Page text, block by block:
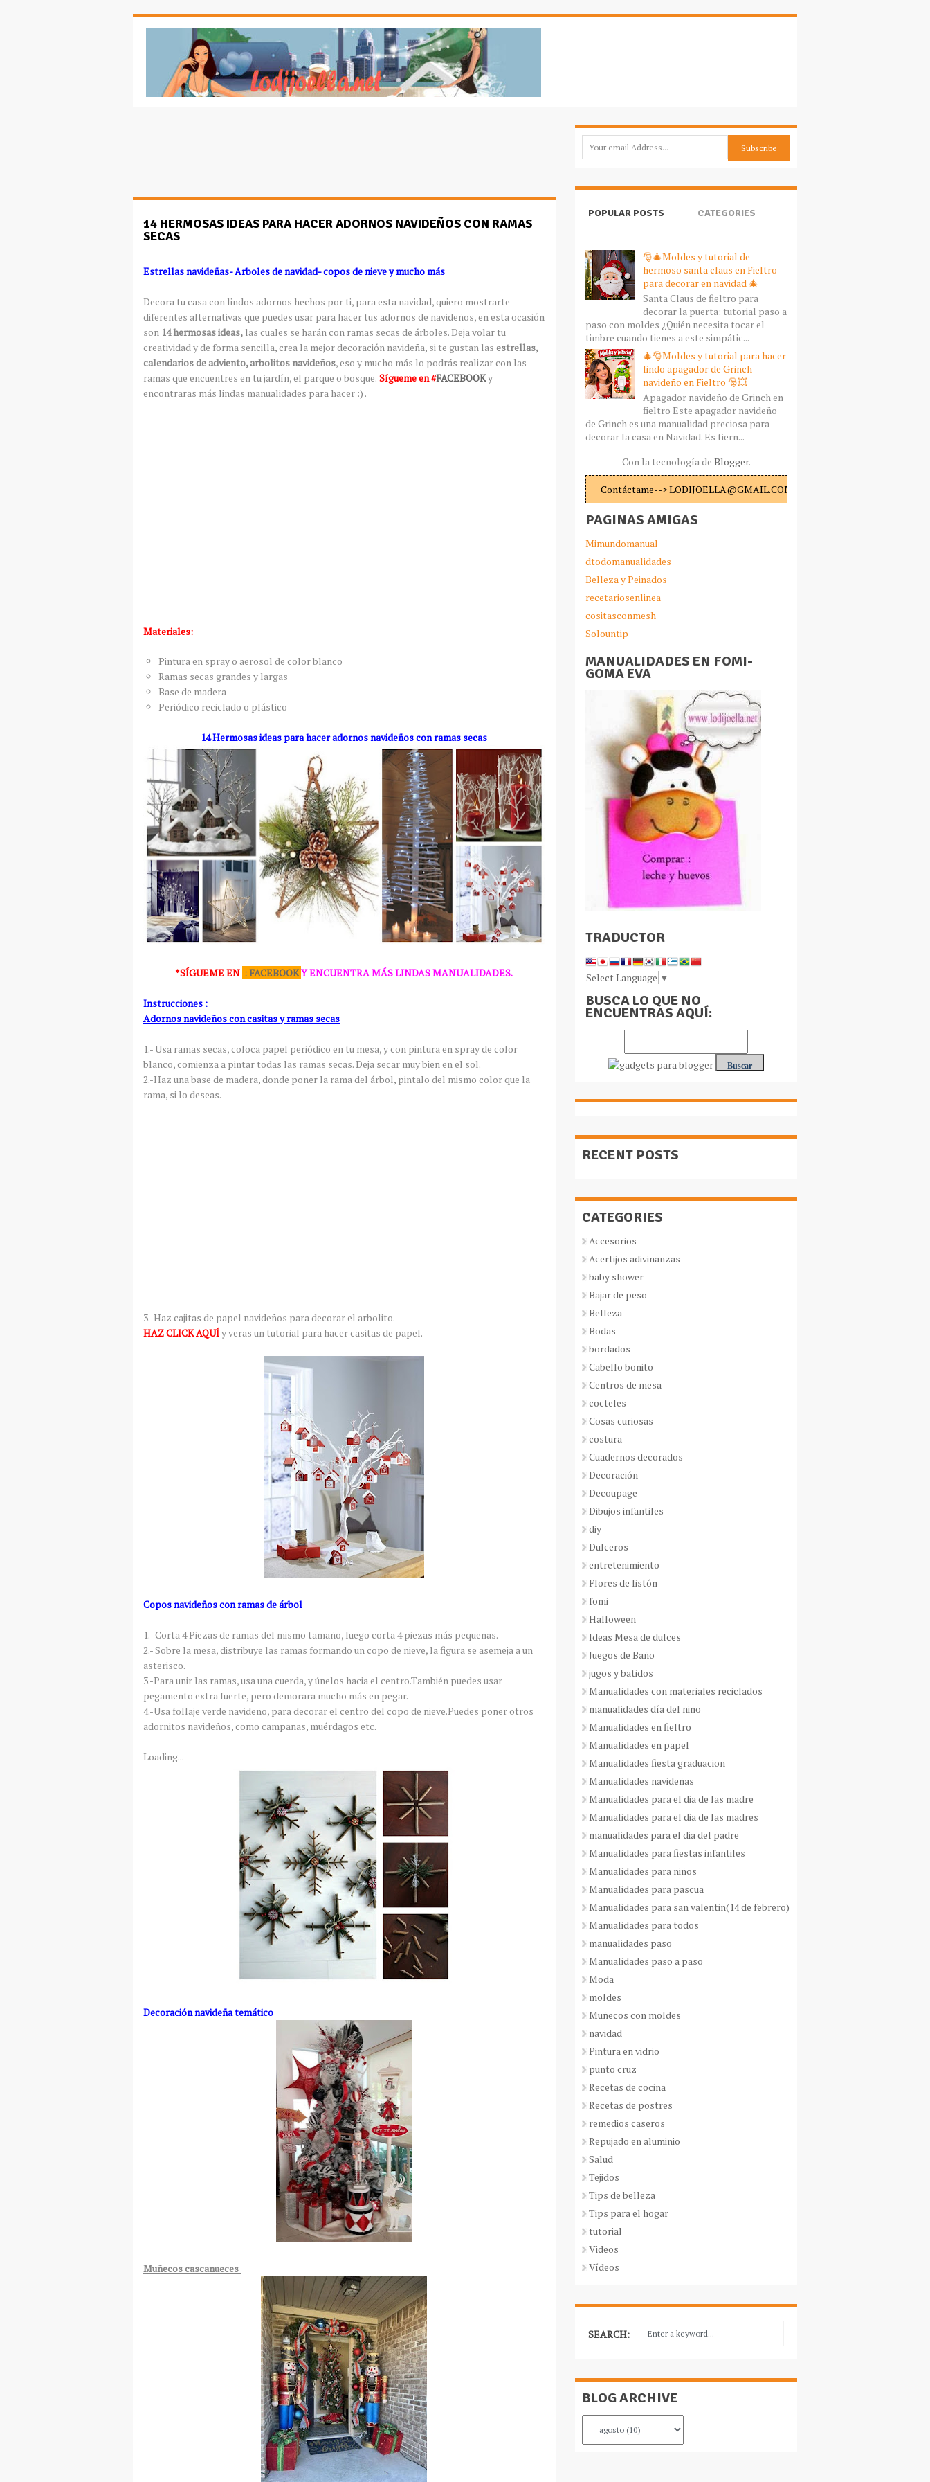
14 HERMOSAS IDEAS PARA HACER ADORNOS NAVIDEÑOS CON RAMAS
SECAS
Estrellas navideñas- Arboles de navidad- copos de nieve y mucho más
Decora tu casa con lindos adornos hechos por ti, para esta navidad, quiero mostrarte
diferentes alternativas que puedes usar para hacer tus adornos de navideños, en esta ocasión
son 14 hermosas ideas, las cuales se harán con ramas secas de árboles. Deja volar tu
creatividad y de forma sencilla, crea la mejor decoración navideña, si te gustan las estrellas,
calendarios de adviento, arbolitos navideños, eso y mucho más lo podrás realizar con las
ramas que encuentres en tu jardín, el parque o bosque. Sígueme en #FACEBOOKy
encontraras más lindas manualidades para hacer :) .
Materiales:
Pintura en spray o aerosol de color blanco
Ramas secas grandes y largas
Base de madera
Periódico reciclado o plástico
14 Hermosas ideas para hacer adornos navideños con ramas secas
*SÍGUEMEEN :FACEBOOKY ENCUENTRA MÁS LINDAS MANUALIDADES.
Instrucciones :
Adornos navideños con casitas y ramas secas
1.- Usa ramas secas, coloca papel periódico en tu mesa, y con pintura en spray de color
blanco, comienza a pintar todas las ramas secas. Deja secar muy bien en el sol.
2.-Haz una base de madera, donde poner la rama del árbol, pintalo del mismo color que la
rama, si lo deseas.
3.-Haz cajitas de papel navideños para decorar el arbolito.
HAZ CLICK AQUÍy veras un tutorial para hacer casitas de papel.
Copos navideños con ramas de árbol
1.- Corta 4 Piezas de ramas del mismo tamaño, luego corta 4 piezas más pequeñas.
2.- Sobre la mesa, distribuye las ramas formando un copo de nieve, la figura se asemeja a un
asterisco.
3.-Para unir las ramas, usa una cuerda, y únelos hacia el centro.También puedes usar
pegamento extra fuerte, pero demorara mucho más en pegar.
4.-Usa follaje verde navideño, para decorar el centro del copo de nieve.Puedes poner otros
adornitos navideños, como campanas, muérdagos etc.
Loading...
Decoración navideña temático
Muñecos cascanueces
POPULAR POSTS CATEGORIES
🎅🎄Moldes y tutorial de
hermoso santa claus en Fieltro
para decorar en navidad 🎄
Santa Claus de fieltro para
decorar la puerta: tutorial paso a
paso con moldes ¿Quién necesita tocar el
timbre cuando tienes a este simpátic...
🎄🎅Moldes y tutorial para hacer
lindo apagador de Grinch
navideño en Fieltro 🎅💥
Apagador navideño de Grinch en
fieltro Este apagador navideño
de Grinch es una manualidad preciosa para
decorar la casa en Navidad. Es tiern...
Con la tecnología de Blogger.
Contáctame--> LODIJOELLA@GMAIL.COM
PAGINAS AMIGAS
Mimundomanual
dtodomanualidades
Belleza y Peinados
recetariosenlinea
cositasconmesh
Solountip
MANUALIDADES EN FOMI-
GOMA EVA
TRADUCTOR
Select Language ▼
BUSCA LO QUE NO
ENCUENTRAS AQUÍ:
RECENT POSTS
CATEGORIES
Accesorios
Acertijos adivinanzas
baby shower
Bajar de peso
Belleza
Bodas
bordados
Cabello bonito
Centros de mesa
cocteles
Cosas curiosas
costura
Cuadernos decorados
Decoración
Decoupage
Dibujos infantiles
diy
Dulceros
entretenimiento
Flores de listón
fomi
Halloween
Ideas Mesa de dulces
Juegos de Baño
jugos y batidos
Manualidades con materiales reciclados
manualidades día del niño
Manualidades en fieltro
Manualidades en papel
Manualidades fiesta graduacion
Manualidades navideñas
Manualidades para el dia de las madre
Manualidades para el dia de las madres
manualidades para el dia del padre
Manualidades para fiestas infantiles
Manualidades para niños
Manualidades para pascua
Manualidades para san valentin(14 de febrero)
Manualidades para todos
manualidades paso
Manualidades paso a paso
Moda
moldes
Muñecos con moldes
navidad
Pintura en vidrio
punto cruz
Recetas de cocina
Recetas de postres
remedios caseros
Repujado en aluminio
Salud
Tejidos
Tips de belleza
Tips para el hogar
tutorial
Videos
Vídeos
SEARCH:
BLOG ARCHIVE